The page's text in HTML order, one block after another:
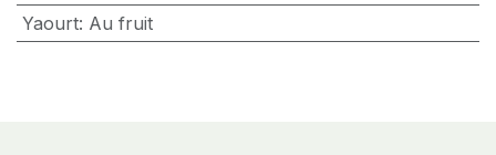
Yaourt: Au fruit